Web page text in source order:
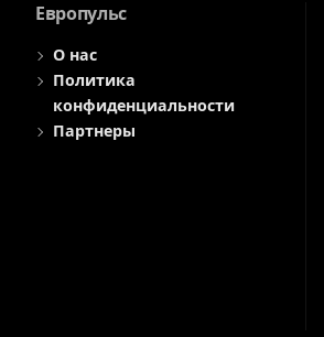
Европульс
О нас
Политика
конфиденциальности
Партнеры